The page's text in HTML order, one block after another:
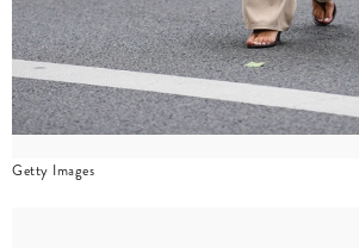
Getty Images